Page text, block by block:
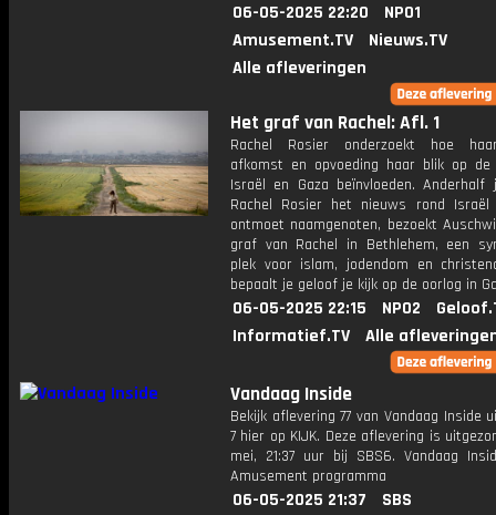
06-05-2025 22:20
NPO1
Amusement.TV
Nieuws.TV
Alle afleveringen
Het graf van Rachel: Afl. 1
Rachel Rosier onderzoekt hoe
afkomst en opvoeding haar blik op
Israël en Gaza beïnvloeden. Anderhalf
Rachel Rosier het nieuws rond Israël
ontmoet naamgenoten, bezoekt
graf van Rachel in Bethlehem, een
plek voor islam, jodendom en
bepaalt je geloof je kijk op de oorlog in
06-05-2025 22:15 NPO2
Informatief.TV
Alle
Vandaag Inside
Bekijk aflevering 77 van Vandaag Inside
7 hier op KIJK. Deze aflevering is
mei, 21:37 uur bij SBS6. Vandaag
Amusement programma
06-05-2025 21:37
SBS